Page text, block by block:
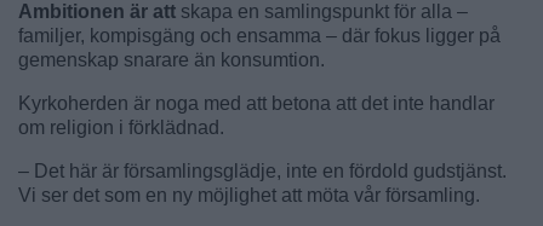
Ambitionen är att skapa en samlingspunkt för alla –
familjer, kompisgäng och ensamma – där fokus ligger på
gemenskap snarare än konsumtion.
Kyrkoherden är noga med att betona att det inte handlar
om religion i förklädnad.
– Det här är församlingsglädje, inte en fördold gudstjänst.
Vi ser det som en ny möjlighet att möta vår församling.